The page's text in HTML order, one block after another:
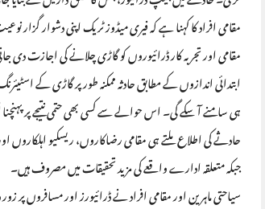
مقامی افراد کا کہنا ہے کہ فیری میڈوز ٹریک اپنی دشوار
مقامی اور تجربہ کار ڈرائیوروں کو گاڑی چلانے کی اجازت دی
ابتدائی اندازوں کے مطابق حادثہ ممکنہ طور پر گاڑی کے
ہی سامنے آ سکے گی۔ اس حوالے سے کسی بھی حتمی نتیجے پر
حادثے کی اطلاع ملتے ہی مقامی رضاکاروں، ریسکیو اہلکاروں
جبکہ متعلقہ ادارے واقعے کی مزید تحقیقات میں مصروف ہیں۔
سیاحتی ماہرین اور مقامی افراد نے ڈرائیورز اور مسافروں